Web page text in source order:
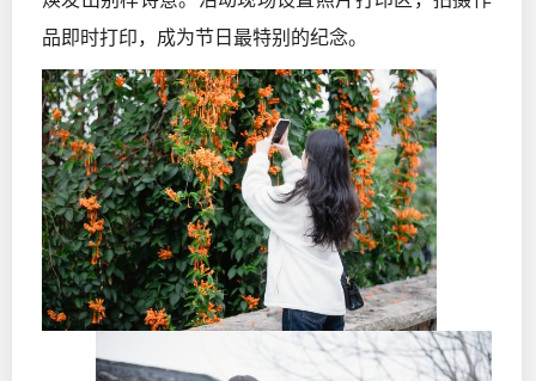
品即时打印，成为节日最特别的纪念。